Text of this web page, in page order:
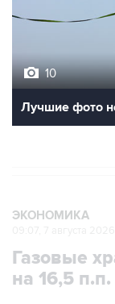
10
Лучшие фото
ЭКОНОМИКА
Газовые
на 16,5